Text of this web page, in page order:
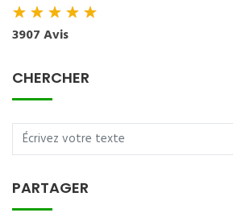
★★★★★
3907 Avis
CHERCHER
PARTAGER